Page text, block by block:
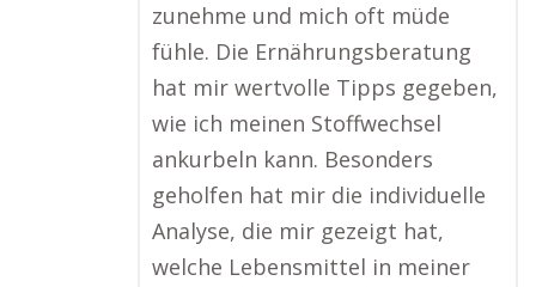
zunehme und mich oft müde
fühle. Die Ernährungsberatung
hat mir wertvolle Tipps gegeben,
wie ich meinen Stoffwechsel
ankurbeln kann. Besonders
geholfen hat mir die individuelle
Analyse, die mir gezeigt hat,
welche Lebensmittel in meiner